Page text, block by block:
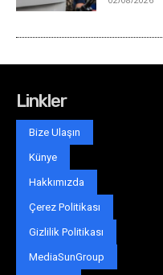
Linkler
Bize Ulaşın
Künye
Hakkımızda
Çerez Politikası
Gizlilik Politikası
MediaSunGroup